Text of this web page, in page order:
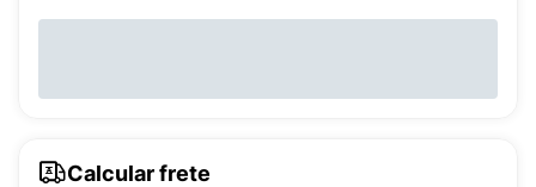
Calcular frete